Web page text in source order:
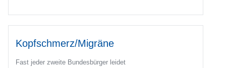
Kopfschmerz/Migräne
Fast jeder zweite Bundesbürger leidet